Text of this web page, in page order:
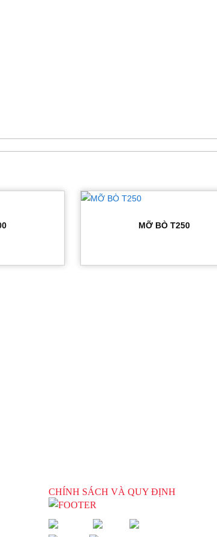
MỠ BÒ T250
CHÍNH SÁCH VÀ QUY ĐỊNH